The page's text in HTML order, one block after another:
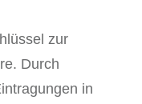
zur
Durch
in